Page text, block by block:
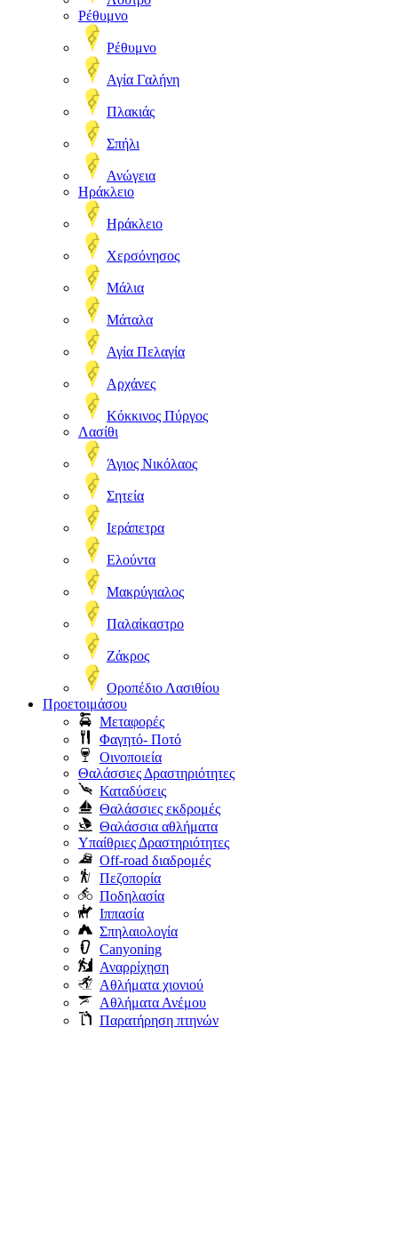
Ρέθυμνο
Ρέθυμνο
Αγία Γαλήνη
Πλακιάς
Σπήλι
Ανώγεια
Ηράκλειο
Ηράκλειο
Χερσόνησος
Μάλια
Μάταλα
Αγία Πελαγία
Αρχάνες
Κόκκινος Πύργος
Λασίθι
Άγιος Νικόλαος
Σητεία
Ιεράπετρα
Ελούντα
Μακρύγιαλος
Παλαίκαστρο
Ζάκρος
Οροπέδιο Λασιθίου
Προετοιμάσου
Μεταφορές
Φαγητό- Ποτό
Οινοποιεία
Θαλάσσιες Δραστηριότητες
Καταδύσεις
Θαλάσσιες εκδρομές
Θαλάσσια αθλήματα
Υπαίθριες Δραστηριότητες
Off-road διαδρομές
Πεζοπορία
Ποδηλασία
Ιππασία
Σπηλαιολογία
Canyoning
Αναρρίχηση
Αθλήματα χιονιού
Αθλήματα Ανέμου
Παρατήρηση πτηνών